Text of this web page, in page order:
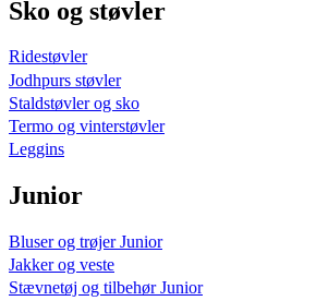
Sko og støvler
Ridestøvler
Jodhpurs støvler
Staldstøvler og sko
Termo og vinterstøvler
Leggins
Junior
Bluser og trøjer Junior
Jakker og veste
Stævnetøj og tilbehør Junior